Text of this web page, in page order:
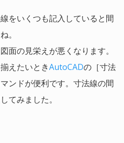
をいくつも記入していると間
。
面の見栄えが悪くなります。
えたいときAutoCADの［寸法
ンドが便利です。寸法線の間
てみました。